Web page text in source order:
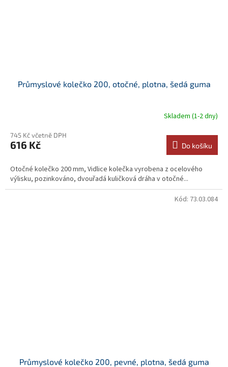
Průmyslové kolečko 200, otočné, plotna, šedá guma
Skladem (1-2 dny)
745 Kč včetně DPH
616 Kč Do košíku
Otočné kolečko 200 mm, Vidlice kolečka vyrobena z ocelového
výlisku, pozinkováno, dvouřadá kuličková dráha v otočné...
Průmyslové kolečko 200, pevné, plotna, šedá guma
Kód: 73.03.084